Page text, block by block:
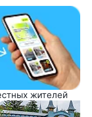
жителей